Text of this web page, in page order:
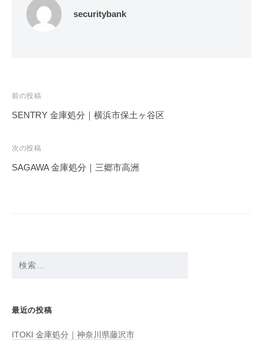
securitybank
投
稿
ビ
ゲ
前の投稿
SENTRY 金庫処分｜横浜市保土ヶ谷区
次の投稿
SAGAWA 金庫処分｜三郷市高洲
最近の投稿
ITOKI 金庫処分｜神奈川県藤沢市